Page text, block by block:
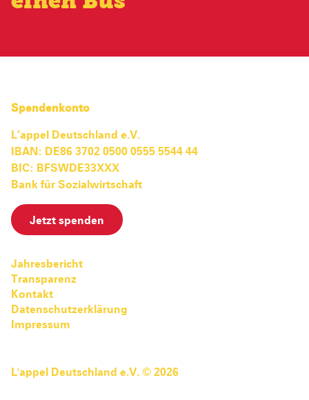
Spendenkonto
L’appel Deutschland e.V.
IBAN: DE86 3702 0500 0555 5544 44
BIC: BFSWDE33XXX
Bank für Sozialwirtschaft
Jetzt spenden
Jahresbericht
Transparenz
Kontakt
Datenschutzerklärung
Impressum
L'appel Deutschland e.V. © 2026